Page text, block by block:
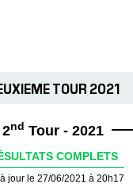
TOUR 2021
2nd Tour - 2021
COMPLETS
jour le 27/06/2021 à 20h17